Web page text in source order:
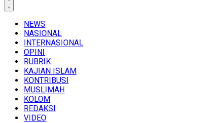
NEWS
NASIONAL
INTERNASIONAL
OPINI
RUBRIK
KAJIAN ISLAM
KONTRIBUSI
MUSLIMAH
KOLOM
REDAKSI
VIDEO